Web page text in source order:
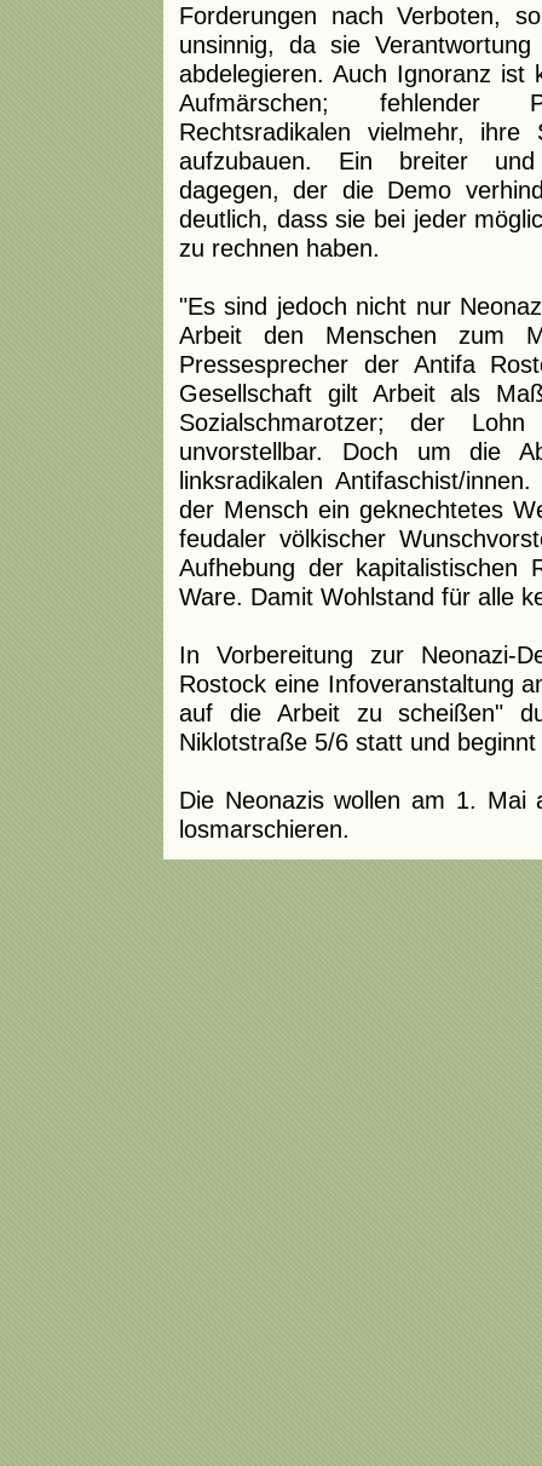
Forderungen nach Verboten,
unsinnig, da sie
abdelegieren. Auch Ignoranz ist
Aufmärschen;
Rechtsradikalen vielmehr,
aufzubauen. Ein breiter und
dagegen, der die Demo
deutlich, dass sie bei jeder
zu rechnen haben.
"Es sind jedoch nicht nur
Arbeit den Menschen zum
Pressesprecher der Antifa
Gesellschaft gilt Arbeit als
Sozialschmarotzer; der
unvorstellbar. Doch um die
linksradikalen Antifaschist/
der Mensch ein geknechtetes
feudaler völkischer
Aufhebung der kapitalistischen
Ware. Damit Wohlstand für alle
In Vorbereitung zur Neonazi-
Rostock eine Infoveranstaltung
auf die Arbeit zu scheißen"
Niklotstraße 5/6 statt und
Die Neonazis wollen am 1. Mai
losmarschieren.